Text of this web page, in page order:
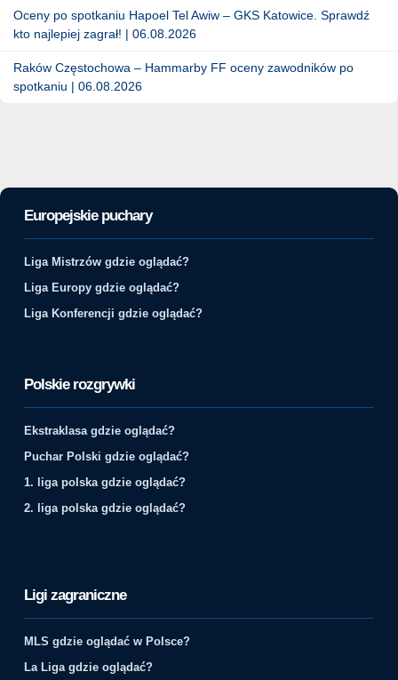
Oceny po spotkaniu Hapoel Tel Awiw – GKS Katowice. Sprawdź
kto najlepiej zagrał! | 06.08.2026
Raków Częstochowa – Hammarby FF oceny zawodników po
spotkaniu | 06.08.2026
Europejskie puchary
Liga Mistrzów gdzie oglądać?
Liga Europy gdzie oglądać?
Liga Konferencji gdzie oglądać?
Polskie rozgrywki
Ekstraklasa gdzie oglądać?
Puchar Polski gdzie oglądać?
1. liga polska gdzie oglądać?
2. liga polska gdzie oglądać?
Ligi zagraniczne
MLS gdzie oglądać w Polsce?
La Liga gdzie oglądać?